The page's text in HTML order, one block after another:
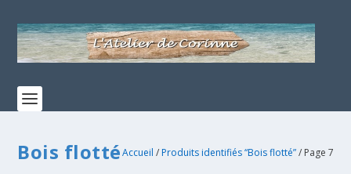
Bois flottéAccueil / Produits identifiés “Bois flotté”/ Page 7